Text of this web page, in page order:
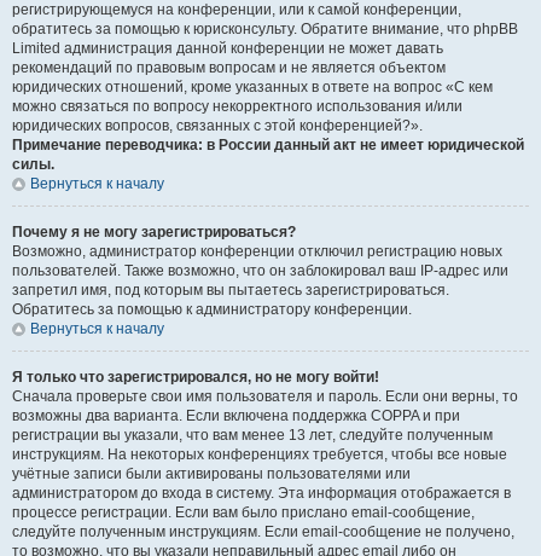
регистрирующемуся на конференции, или к самой конференции,
обратитесь за помощью к юрисконсульту. Обратите внимание, что phpBB
Limited администрация данной конференции не может давать
рекомендаций по правовым вопросам и не является объектом
юридических отношений, кроме указанных в ответе на вопрос «С кем
можно связаться по вопросу некорректного использования и/или
юридических вопросов, связанных с этой конференцией?».
Примечание переводчика: в России данный акт не имеет юридической
силы.
Вернуться к началу
Почему я не могу зарегистрироваться?
Возможно, администратор конференции отключил регистрацию новых
пользователей. Также возможно, что он заблокировал ваш IP-адрес или
запретил имя, под которым вы пытаетесь зарегистрироваться.
Обратитесь за помощью к администратору конференции.
Вернуться к началу
Я только что зарегистрировался, но не могу войти!
Сначала проверьте свои имя пользователя и пароль. Если они верны, то
возможны два варианта. Если включена поддержка COPPA и при
регистрации вы указали, что вам менее 13 лет, следуйте полученным
инструкциям. На некоторых конференциях требуется, чтобы все новые
учётные записи были активированы пользователями или
администратором до входа в систему. Эта информация отображается в
процессе регистрации. Если вам было прислано email-сообщение,
следуйте полученным инструкциям. Если email-сообщение не получено,
то возможно, что вы указали неправильный адрес email либо он